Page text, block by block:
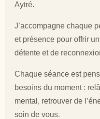
Aytré.
J’accompagne chaque
et présence pour offrir
détente et de
Chaque séance est
besoins du moment :
mental, retrouver de
soin de vous.